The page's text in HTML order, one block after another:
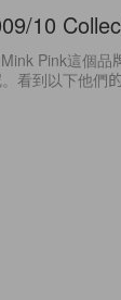
10
Pink這個品
看到以下他們